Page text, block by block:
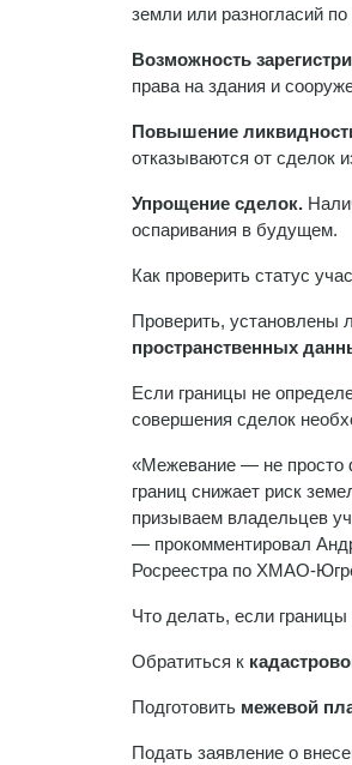
земли или разногласий
Возможность
права на здания и
Повышение
отказываются от сделок
Упрощение сделок.
оспаривания в будущем.
Как проверить статус
Проверить, установлены
пространственных
Если границы не
совершения сделок
«Межевание — не просто
границ снижает риск
призываем владельцев
— прокомментировал
Росреестра по ХМАО-
Что делать, если
Обратиться к
Подготовить межевой
Подать заявление о